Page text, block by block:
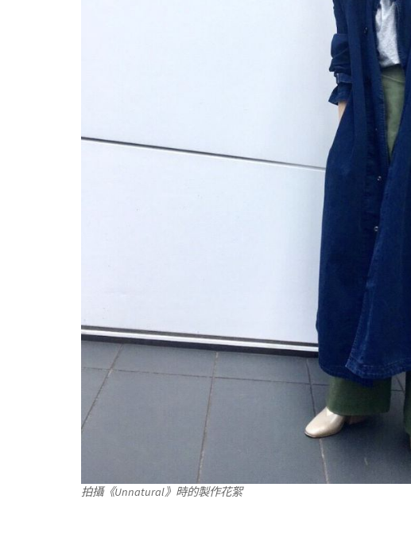
拍攝《Unnatural》時的製作花絮